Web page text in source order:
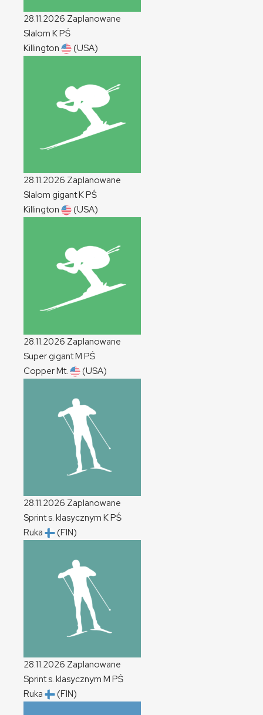
28.11.2026 Zaplanowane
Slalom KPŚ
Killington
(USA)
28.11.2026 Zaplanowane
Slalom gigantKPŚ
Killington
(USA)
28.11.2026 Zaplanowane
Super gigantM PŚ
Copper Mt.
(USA)
28.11.2026 Zaplanowane
Sprint s. klasycznym KPŚ
Ruka
(FIN)
28.11.2026 Zaplanowane
Sprint s. klasycznym M PŚ
Ruka
(FIN)